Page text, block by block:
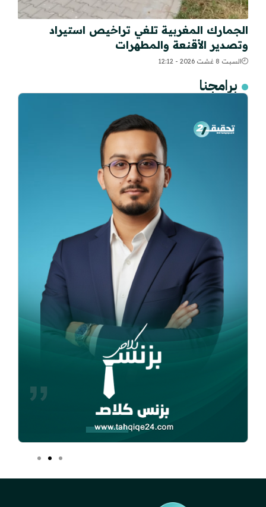
الجمارك المغربية تلغي تراخيص استيراد
وتصدير الأقنعة والمطهرات
السبت 8 غشت 2026 - 12:12
برامجنا